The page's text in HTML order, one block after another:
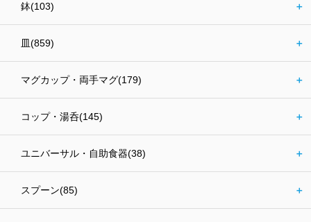
鉢(103) ＋
皿(859) ＋
マグカップ・両手マグ(179) ＋
コップ・湯呑(145) ＋
ユニバーサル・自助食器(38) ＋
スプーン(85) ＋